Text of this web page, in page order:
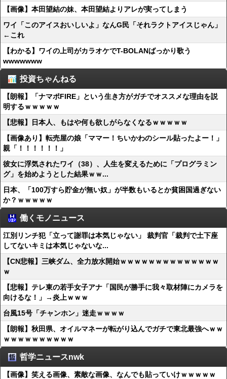
【画像】本田望結の妹、本田望結よりアレが実ってしまう
ワイ「このアイスおいしいよ」なんG民「それラクトアイスじゃん」
←これ
【わかる】ワイの上司がカラオケでT-BOLANばっかり歌う
wwwwwww
投資ちゃんねる
【朗報】「ナマポFIRE」という生き方がガチでオススメな理由を説
明するｗｗｗｗｗ
【悲報】日本人、もはや何も欲しがらなくなるｗｗｗｗｗ
【画像あり】転売屋の娘「ママー！ちいかわのシール貼ったよー！」
親「！！！！！！」
彼女に浮気されたワイ（38）、人生を変えるために「プログラミン
グ」を始めようとした結果ｗｗ...
日本、「100万すら貯金が無い奴」が半数もいるとか貧困国過ぎない
か？ｗｗｗｗｗ
働くモノニュース
江別リンチ犯「立って謝罪は本気じゃない」 裁判官「裁判で土下座
してないキミは本気じゃないな...
【CN悲報】三峡ダム、全力放水開始ｗｗｗｗｗｗｗｗｗｗｗｗｗｗ
ｗ
【悲報】テレ東の若手女子アナ「国民が勝手に我々取材陣にカメラを
向けるな！」→炎上ｗｗｗ
台風15号「チャンホン」迷走ｗｗｗｗ
【朗報】秋田県、オイルマネーが転がり込んでガチで東北最強へｗｗ
ｗｗｗｗｗｗｗｗｗｗ
哲学ニュースnwk
【画像】笑える画像、素敵な画像、なんでも貼っていけｗｗｗｗｗ